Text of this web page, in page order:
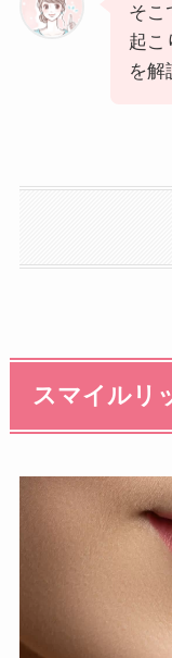
そこ
起こ
を解
スマイルリ